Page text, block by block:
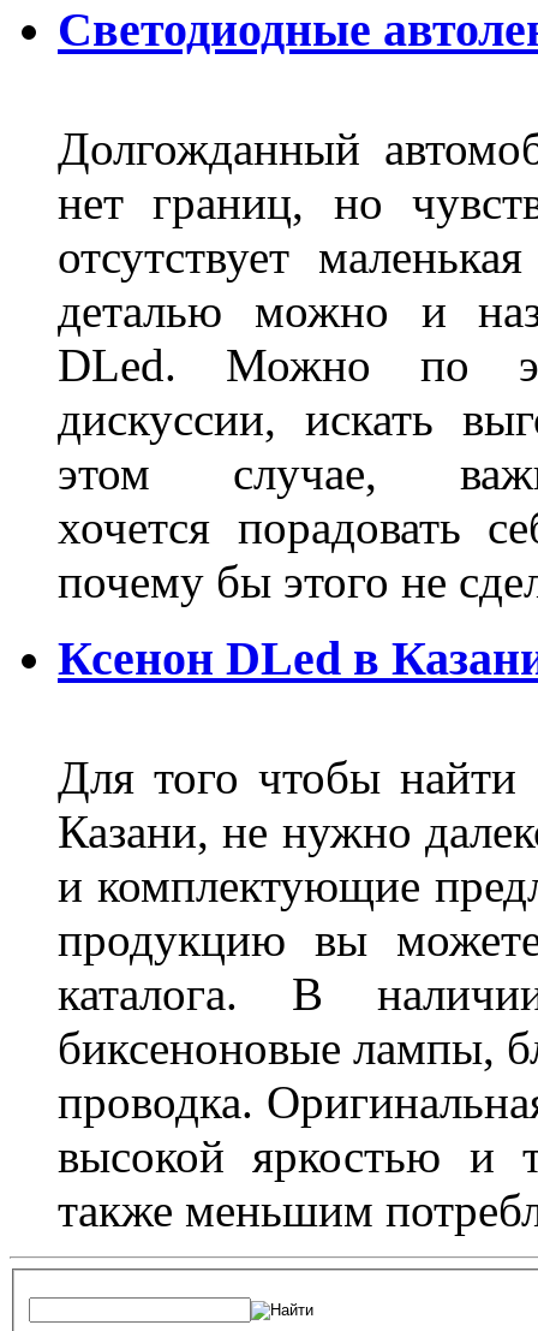
Светодиодные
Долгожданный
нет границ, но
отсутствует
деталью можно и
DLed. Можно по
дискуссии, искать
этом случае,
хочется порадовать
почему бы этого не
Ксенон DLed в
Для того чтобы
Казани, не нужно
и комплектующие
продукцию вы
каталога. В
биксеноновые лампы,
проводка.
высокой яркостью и
также меньшим